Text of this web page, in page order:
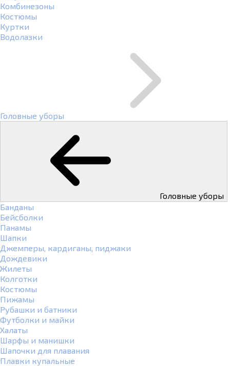
Комбинезоны
Костюмы
Куртки
Водолазки
Головные уборы
Головные уборы
Банданы
Бейсболки
Панамы
Шапки
Джемперы, кардиганы, пиджаки
Дождевики
Жилеты
Колготки
Костюмы
Пижамы
Рубашки и батники
Футболки и майки
Халаты
Шарфы и манишки
Шапочки для плавания
Плавки купальные